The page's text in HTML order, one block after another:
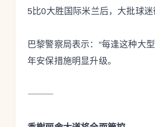
5比0大胜国际米兰后，大批球
巴黎警察局表示：“每逢这种大
年安保措施明显升级。
⸻